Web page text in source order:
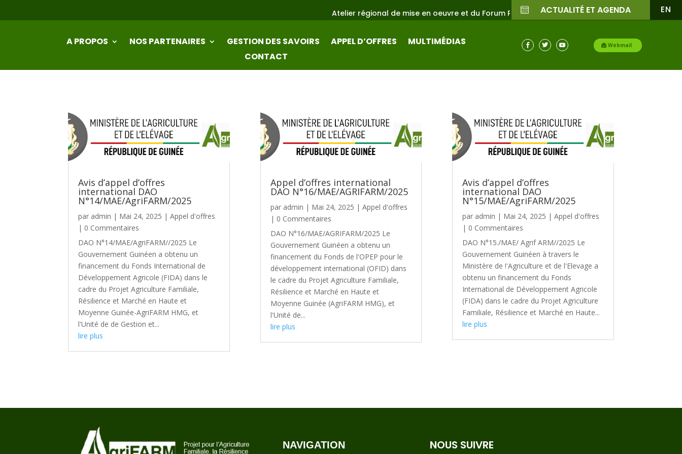
Atelier régional de mise en oeuvre et du Forum Paysan (RIW ) 2026 – FIDA. Abidjan du 23 au 25
ACTUALITÉ ET AGENDA EN
A PROPOS NOS PARTENAIRES GESTION DES SAVOIRS APPEL D’OFFRES
MULTIMÉDIAS
CONTACT
   Webmail
Avis d’appel d’offres
international DAO
N°14/MAE/AgriFARM/2025
par admin | Mai 24, 2025 |Appel d'offres
| 0 Commentaires
DAO N°14/MAE/AgriFARM//2025 Le
Gouvernement Guinéen a obtenu un
financement du Fonds International de
Développement Agricole (FIDA) dans le
cadre du Projet Agriculture Familiale,
Résilience et Marché en Haute et
Moyenne Guinée-AgriFARM HMG, et
l'Unité de de Gestion et...
lire plus
Appel d’offres international
DAO N°16/MAE/AGRIFARM/2025
par admin | Mai 24, 2025 | Appel d'offres
| 0 Commentaires
DAO N°16/MAE/AGRIFARM/2025 Le
Gouvernement Guinéen a obtenu un
financement du Fonds de l'OPEP pour le
développement international (OFID) dans
le cadre du Projet Agriculture Familiale,
Résilience et Marché en Haute et
Moyenne Guinée (AgriFARM HMG), et
l'Unité de...
lire plus
Avis d’appel d’offres
international DAO
N°15/MAE/AgriFARM/2025
par admin | Mai 24, 2025 | Appel d'offres
| 0 Commentaires
DAO N°15./MAE/ Agrif ARM//2025 Le
Gouvernement Guinéen à travers le
Ministère de !'Agriculture et de l'Elevage a
obtenu un financement du Fonds
International de Développement Agricole
(FIDA) dans le cadre du Projet Agriculture
Familiale, Résilience et Marché en Haute...
lire plus
NAVIGATION NOUS SUIVRE